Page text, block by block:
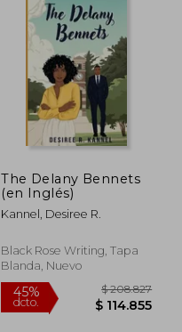
45% $
The Delany Bennets
(en Inglés)
Kannel, Desiree R.
Black Rose Writing, Tapa
Blanda, Nuevo